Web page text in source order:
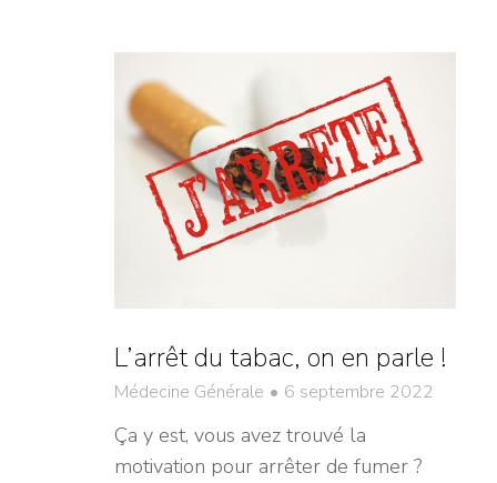
L’arrêt du tabac, on en parle !
Médecine Générale 6 septembre 2022
Ça y est, vous avez trouvé la
motivation pour arrêter de fumer ?